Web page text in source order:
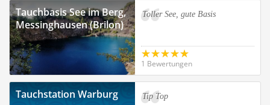
Tauchbasis See im Berg,
Messinghausen (Brilon)
Toller See, gute Basis
1 Bewertungen
Tauchstation Warburg Tip Top